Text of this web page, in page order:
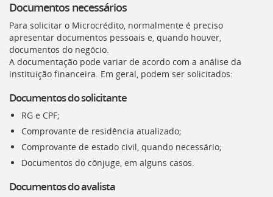
Documentos necessários
Para solicitar o Microcrédito, normalmente é preciso
apresentar documentos pessoais e, quando houver,
documentos do negócio.
A documentação pode variar de acordo com a análise da
instituição financeira. Em geral, podem ser solicitados:
Documentos do solicitante
RG e CPF;
Comprovante de residência atualizado;
Comprovante de estado civil, quando necessário;
Documentos do cônjuge, em alguns casos.
Documentos do avalista